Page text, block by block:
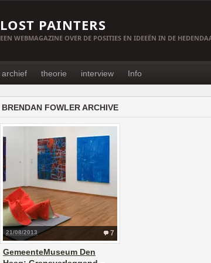
LOST PAINTERS
EEN WEBMAGAZINE OVER DE POSITIES EN IDEEËN IN DE
archief theorie interview Info
BRENDAN FOWLER ARCHIVE
7
21/08/2013
GemeenteMuseum Den